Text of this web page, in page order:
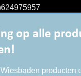
: NL001344060B15
op alle
producten